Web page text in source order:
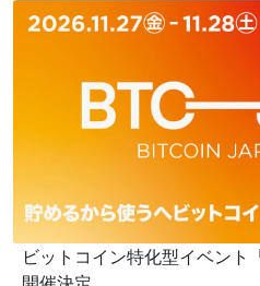
ビットコイン特化型イベント